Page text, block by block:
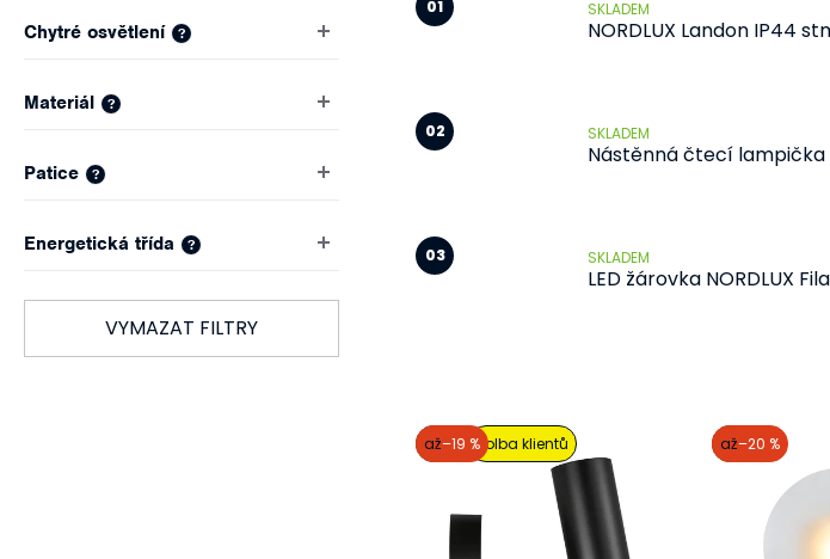
Chytré osvětlení ?
Materiál ?
Patice ?
Energetická třída ?
VYMAZAT FILTRY
NORDLUX Landon IP44
SKLADEM
Nástěnná čtecí lampička
SKLADEM
LED žárovka NORDLUX
SKLADEM
Vakce volba klientů
až–19 % akce
až–20 %